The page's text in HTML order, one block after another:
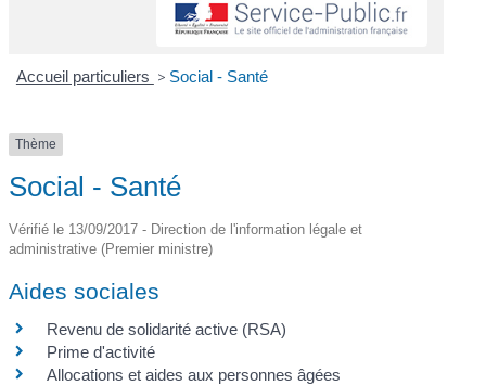
Accueil particuliers > Social - Santé
Thème
Social - Santé
Vérifié le 13/09/2017 - Direction de l'information légale et
administrative (Premier ministre)
Aides sociales
Revenu de solidarité active (RSA)
Prime d'activité
Allocations et aides aux personnes âgées